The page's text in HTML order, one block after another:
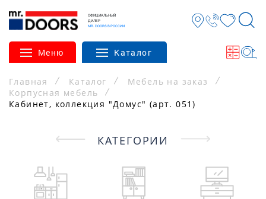
ОФИЦИАЛЬНЫЙ
ДИЛЕР
MR. DOORS В РОССИИ
Меню Каталог
Главная Каталог
Мебель на заказ
Корпусная мебель
Кабинет, коллекция "Домус" (арт. 051)
КАТЕГОРИИ